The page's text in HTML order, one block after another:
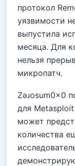
протокол
уязвимости
выпустила
месяца. Для
нельзя
микропатч.
Zǝɹosum0x0
для
может
количества